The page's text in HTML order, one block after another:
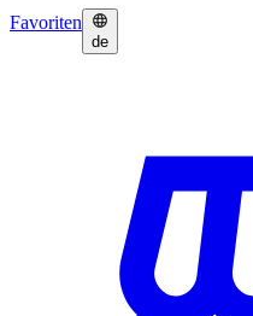
Favoriten
de